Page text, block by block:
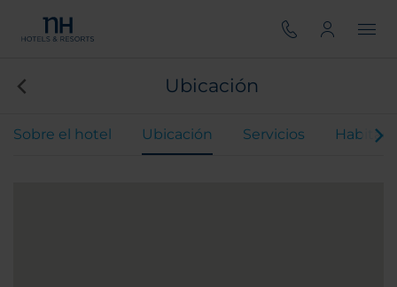
Ubicación
Sobre el hotel Ubicación Servicios